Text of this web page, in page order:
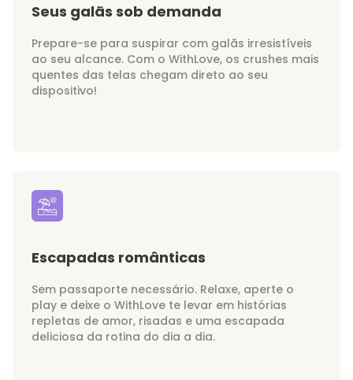
Seus galãs sob demanda
Prepare-se para suspirar com galãs irresistíveis
ao seu alcance. Com o WithLove, os crushes mais
quentes das telas chegam direto ao seu
dispositivo!
Escapadas românticas
Sem passaporte necessário. Relaxe, aperte o
play e deixe o WithLove te levar em histórias
repletas de amor, risadas e uma escapada
deliciosa da rotina do dia a dia.